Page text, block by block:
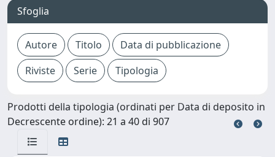
Sfoglia
Prodotti della tipologia (ordinati per Data di deposito in
Decrescente ordine): 21 a 40 di 907